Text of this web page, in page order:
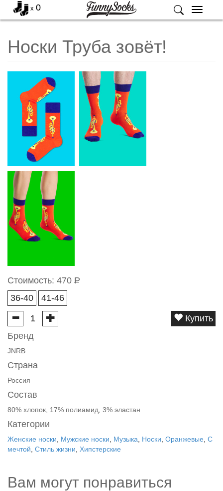
Меню
x 0
Носки Труба зовёт!
Стоимость: 470 Р
36-40
41-46
Купить
Бренд
JNRB
Страна
Россия
Состав
80% хлопок, 17% полиамид, 3% эластан
Категории
Женские носки Мужские носки Музыка Носки Оранжевые С
мечтой Стиль жизни Хипстерские
Вам могут понравиться